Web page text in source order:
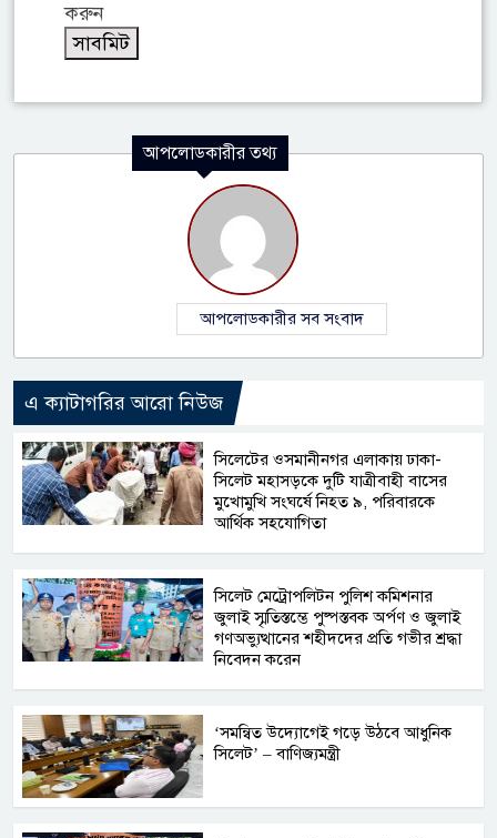
করুন
আপলোডকারীর তথ্য
আপলোডকারীর সব সংবাদ
এ ক্যাটাগরির আরো নিউজ
সিলেটের ওসমানীনগর এলাকায় ঢাকা-
সিলেট মহাসড়কে দুটি যাত্রীবাহী বাসের
মুখোমুখি সংঘর্ষে নিহত ৯, পরিবারকে
আর্থিক সহযোগিতা
সিলেট মেট্রোপলিটন পুলিশ কমিশনার
জুলাই স্মৃতিস্তম্ভে পুষ্পস্তবক অর্পণ ও জুলাই
গণঅভ্যুত্থানের শহীদদের প্রতি গভীর শ্রদ্ধা
নিবেদন করেন
‘সমন্বিত উদ্যোগেই গড়ে উঠবে আধুনিক
সিলেট’ – বাণিজ্যমন্ত্রী